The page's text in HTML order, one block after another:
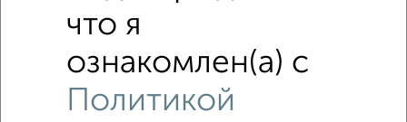
что я
ознакомлен(а) с
Политикой